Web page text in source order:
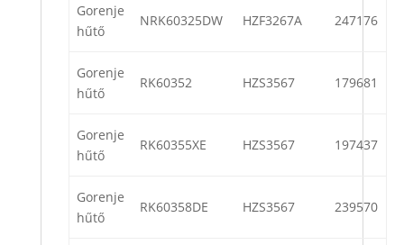
Gorenje
hűtő
NRK60325DW HZF3267A 247176
Gorenje
hűtő
RK60352 HZS3567 179681
Gorenje
hűtő
RK60355XE HZS3567 197437
Gorenje
hűtő
RK60358DE HZS3567 239570